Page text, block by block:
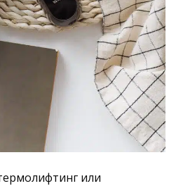
или